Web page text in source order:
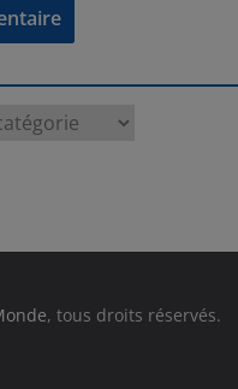
, tous droits réservés.